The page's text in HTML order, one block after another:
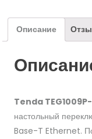
Описание
Tenda
настольный
Base-T Ethernet.